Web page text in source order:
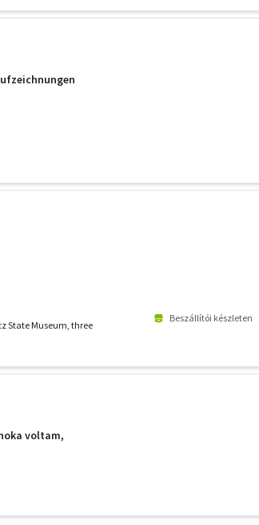
State Museum, three
Beszállítói készleten
voltam,